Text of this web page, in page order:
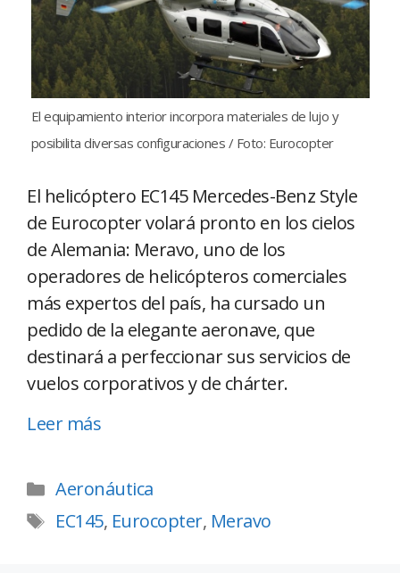
El equipamiento interior incorpora materiales de lujo y
posibilita diversas configuraciones / Foto: Eurocopter
El helicóptero EC145 Mercedes-Benz Style
de Eurocopter volará pronto en los cielos
de Alemania: Meravo, uno de los
operadores de helicópteros comerciales
más expertos del país, ha cursado un
pedido de la elegante aeronave, que
destinará a perfeccionar sus servicios de
vuelos corporativos y de chárter.
Leer más
Aeronáutica
EC145, Eurocopter, Meravo